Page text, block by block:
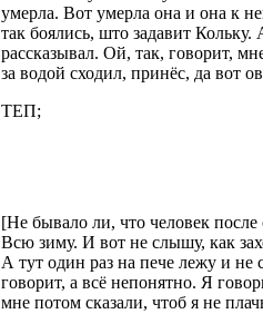
умерла. Вот умерла она и она к
так боялись, што задавит
рассказывал. Ой, так, говорит,
за водой сходил, принёс, да вот
ТЕП;
[Не бывало ли, что человек
Всю зиму. И вот не слышу, как
А тут один раз на пече лежу и
говорит, а всё непонятно. Я
мне потом сказали, чтоб я не